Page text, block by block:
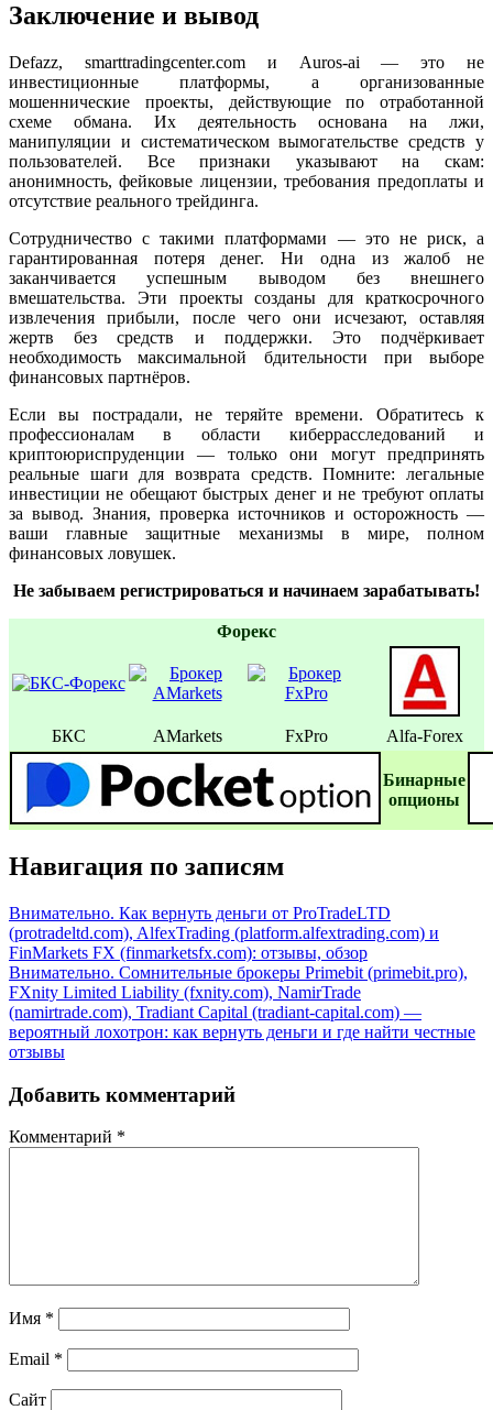
Заключение и вывод
Defazz, smarttradingcenter.com и Auros-ai — это не
инвестиционные платформы, а организованные
мошеннические проекты, действующие по отработанной
схеме обмана. Их деятельность основана на лжи,
манипуляции и систематическом вымогательстве средств у
пользователей. Все признаки указывают на скам:
анонимность, фейковые лицензии, требования предоплаты и
отсутствие реального трейдинга.
Сотрудничество с такими платформами — это не риск, а
гарантированная потеря денег. Ни одна из жалоб не
заканчивается успешным выводом без внешнего
вмешательства. Эти проекты созданы для краткосрочного
извлечения прибыли, после чего они исчезают, оставляя
жертв без средств и поддержки. Это подчёркивает
необходимость максимальной бдительности при выборе
финансовых партнёров.
Если вы пострадали, не теряйте времени. Обратитесь к
профессионалам в области киберрасследований и
криптоюриспруденции — только они могут предпринять
реальные шаги для возврата средств. Помните: легальные
инвестиции не обещают быстрых денег и не требуют оплаты
за вывод. Знания, проверка источников и осторожность —
ваши главные защитные механизмы в мире, полном
финансовых ловушек.
Не забываем регистрироваться и начинаем зарабатывать!
Форекс
БКС AMarkets FxPro Alfa-Forex
Бинаpные
oпционы
Навигация по записям
Внимательно. Как вернуть деньги от ProTradeLTD
(protradeltd.com), AlfexTrading (platform.alfextrading.com) и
FinMarkets FX (finmarketsfx.com): отзывы, обзор
Внимательно. Сомнительные брокеры Primebit (primebit.pro),
FXnity Limited Liability (fxnity.com), NamirTrade
(namirtrade.com), Tradiant Capital (tradiant-capital.com) —
вероятный лохотрон: как вернуть деньги и где найти честные
отзывы
Добавить комментарий
Комментарий *
Имя *
Email *
Сайт